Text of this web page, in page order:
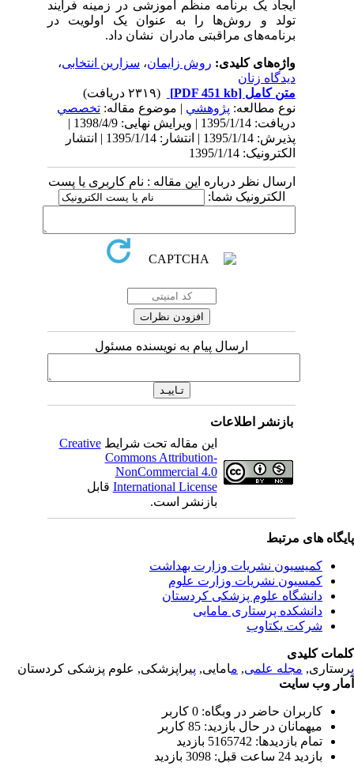
ایجاد یک برنامه منظم آموزشی در زمینه فرآیند
تولد و روش‌ها را به عنوان یک اولویت در
برنامه‌های مراقبتی مادران نشان داد.
واژه‌های کلیدی:روش زایمان،سزارین انتخابی،
دیدگاه زنان
متن کامل[PDF 451 kb]
نوع مطالعه:پژوهشي| موضوع مقاله:تخصصي
دریافت: 1395/1/14 | ویرایش نهایی: 1398/4/9 |
پذیرش: 1395/1/14 | انتشار: 1395/1/14 | انتشار
الکترونیک: 1395/1/14
ارسال نظر درباره این مقاله : نام کاربری یا پست
الکترونیک شما:
ارسال پیام به نویسنده مسئول
بازنشر اطلاعات
این مقاله تحت شرایطCreative
Commons Attribution-
NonCommercial 4.0
International Licenseقابل
بازنشر است.
های مرتبط
کمیسیون نشریات وزارت بهداشت
کمسیون نشریات وزارت علوم
دانشگاه علوم پزشکی کردستان
دانشکده پرستاری مامایی
شرکت یکتاوب
کلیدی
مجله علمی, م امایی, پیراپزشکی, علوم پزشکی کردستان
وب سایت
کاربران حاضر در وبگاه: 0 کاربر
میهمانان در حال بازدید: 85 کاربر
تمام بازدید‌ها: 5165742 بازدید
بازدید 24 ساعت قبل: 3098 بازدید